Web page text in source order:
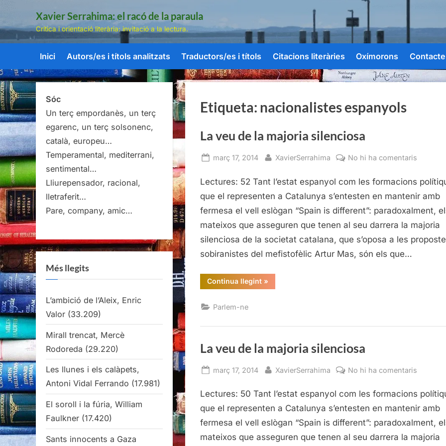
Skip
content
Xavier Serrahima: el racó de la paraula
Crítica i orientació literària: invitació a la lectura.
Inici Autors/es i títols analitzats Traductors/es i títols Citacions literàries Oxímorons Contacte
Etiqueta: nacionalistes espanyols
La veu de la majoria silenciosa
Posted
març 17, 2014 By
XavierSerrahima No hi ha comentaris
veu
de
la
Lectures: 52 Tant l’estat espanyol com les formacions
que el representen a Catalunya s’entesten en mantenir amb
fermesa el vell eslògan “Spain is different”: paradoxalment,
mateixos que asseguren que tenen al seu darrera la majoria
silenciosa de la societat catalana, que s’oposa a les
sobiranistes del mefistofèlic Artur Mas, són els que…
Continua llegint“La
veu
»
Parlem-ne
La veu de la majoria silenciosa
Posted
març 17, 2014 By
XavierSerrahima No hi ha comentaris
veu
de
la
majoria
Lectures: 50 Tant l’estat espanyol com les formacions
que el representen a Catalunya s’entesten en mantenir amb
fermesa el vell eslògan “Spain is different”: paradoxalment,
mateixos que asseguren que tenen al seu darrera la majoria
Sóc
Un terç empordanès, un terç
egarenc, un terç solsonenc,
català, europeu…
Temperamental, mediterrani,
sentimental…
Lliurepensador, racional,
lletraferit…
Pare, company, amic…
Més llegits
L’ambició de l’Aleix, Enric
Valor (33.209)
Mirall trencat, Mercè
Rodoreda (29.220)
Les llunes i els calàpets,
Antoni Vidal Ferrando (17.981)
El soroll i la fúria, William
Faulkner (17.420)
Sants innocents a Gaza